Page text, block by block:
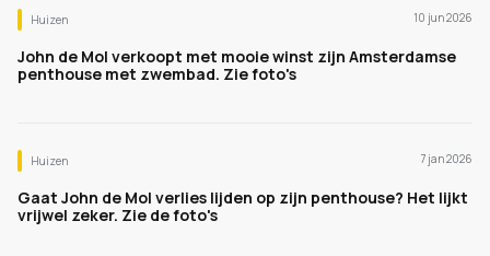
Huizen 10 jun 2026
John de Mol verkoopt met mooie winst zijn Amsterdamse
penthouse met zwembad. Zie foto's
Huizen 7 jan 2026
Gaat John de Mol verlies lijden op zijn penthouse? Het lijkt
vrijwel zeker. Zie de foto's